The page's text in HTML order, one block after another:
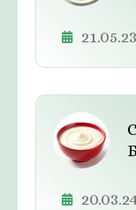
21.05.23